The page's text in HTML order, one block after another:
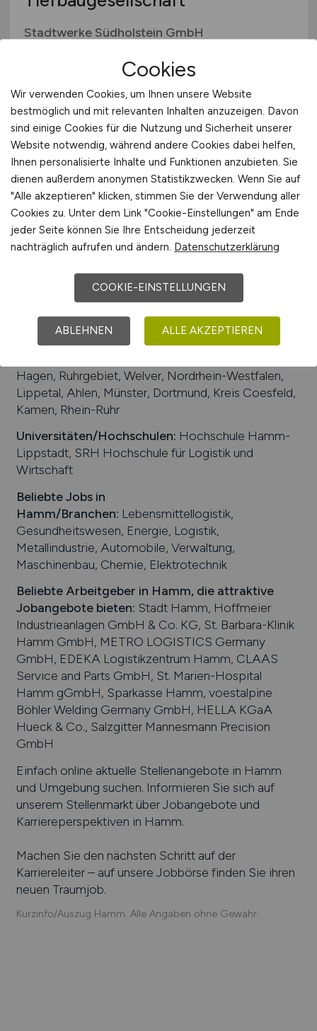
Stadtwerke Südholstein GmbH
1
Stadt: Hamm
Einwohner:ca. 185.000
und A 44, Bundesstraße B 63, Hauptbahnhof Hamm
(Westfalen), Flugplatz Hamm-Lippewiesen,
Flughafen Dortmund, Stadthafen Hamm
Arbeiten in der Nähe von
Hagen, Ruhrgebiet, Welver, Nordrhein-Westfalen,
Lippetal, Ahlen, Münster, Dortmund, Kreis Coesfeld,
Kamen, Rhein-Ruhr
Universitäten/Hochschulen: Hochschule Hamm-
Lippstadt, SRH Hochschule für Logistik und
Wirtschaft
Beliebte Jobs in
Hamm/Branchen: Lebensmittellogistik,
Gesundheitswesen, Energie, Logistik,
Metallindustrie, Automobile, Verwaltung,
Maschinenbau, Chemie, Elektrotechnik
Beliebte Arbeitgeber in Hamm, die attraktive
Jobangebote bieten: Stadt Hamm, Hoffmeier
Industrieanlagen GmbH & Co. KG, St. Barbara-Klinik
Hamm GmbH, METRO LOGISTICS Germany
GmbH, EDEKA Logistikzentrum Hamm, CLAAS
Service and Parts GmbH, St. Marien-Hospital
Hamm gGmbH, Sparkasse Hamm, voestalpine
Böhler Welding Germany GmbH, HELLA KGaA
Hueck & Co., Salzgitter Mannesmann Precision
GmbH
Einfach online aktuelle Stellenangebote in Hamm
und Umgebung suchen. Informieren Sie sich auf
unserem Stellenmarkt über Jobangebote und
Karriereperspektiven in Hamm.
Machen Sie den nächsten Schritt auf der
Karriereleiter – auf unsere Jobbörse finden Sie ihren
neuen Traumjob.
Kurzinfo/Auszug Hamm. Alle Angaben ohne Gewähr.
Cookies
Wir verwenden Cookies, um Ihnen unsere Website
bestmöglich und mit relevanten Inhalten anzuzeigen. Davon
sind einige Cookies für die Nutzung und Sicherheit unserer
Website notwendig, während andere Cookies dabei helfen,
Ihnen personalisierte Inhalte und Funktionen anzubieten. Sie
dienen außerdem anonymen Statistikzwecken. Wenn Sie auf
"Alle akzeptieren" klicken, stimmen Sie der Verwendung aller
Cookies zu. Unter dem Link "Cookie-Einstellungen" am Ende
jeder Seite können Sie Ihre Entscheidung jederzeit
nachträglich aufrufen und ändern. Datenschutzerklärung
COOKIE-EINSTELLUNGEN
ABLEHNEN ALLE AKZEPTIEREN